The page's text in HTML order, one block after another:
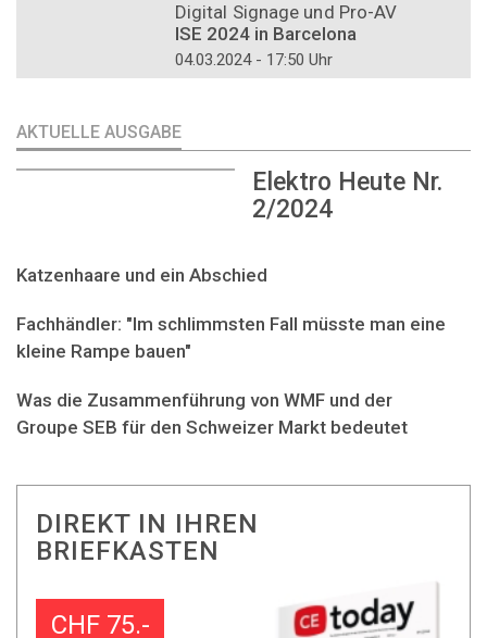
Digital Signage und Pro-AV
ISE 2024 in Barcelona
04.03.2024 - 17:50 Uhr
AKTUELLE AUSGABE
Elektro Heute Nr.
2/2024
Katzenhaare und ein Abschied
Fachhändler: "Im schlimmsten Fall müsste man eine
kleine Rampe bauen"
Was die Zusammenführung von WMF und der
Groupe SEB für den Schweizer Markt bedeutet
DIREKT IN IHREN
BRIEFKASTEN
CHF 75.-